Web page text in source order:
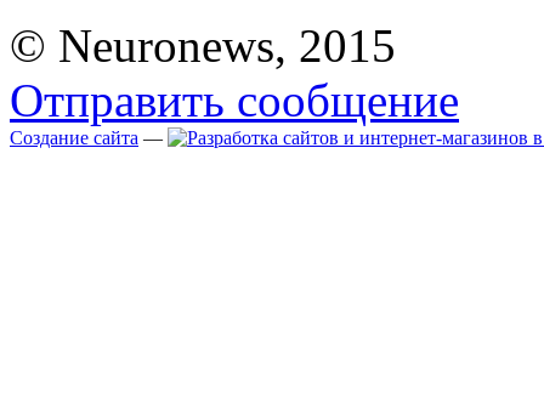
© Neuronews, 2015
Отправить сообщение
Создание сайта —